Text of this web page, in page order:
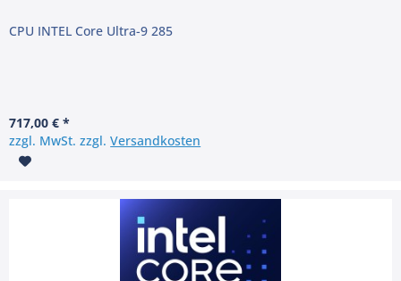
CPU INTEL Core Ultra-9 285
717,00 € *
zzgl. MwSt. zzgl.Versandkosten